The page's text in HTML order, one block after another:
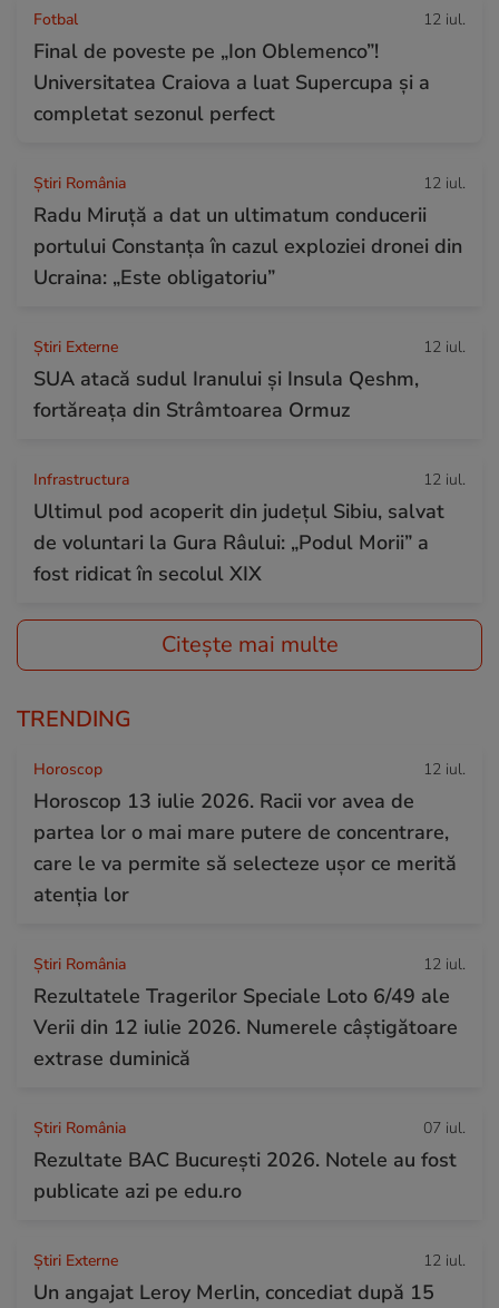
Fotbal 12 iul.
Final de poveste pe „Ion Oblemenco”!
Universitatea Craiova a luat Supercupa și a
completat sezonul perfect
Știri România 12 iul.
Radu Miruță a dat un ultimatum conducerii
portului Constanța în cazul exploziei dronei din
Ucraina: „Este obligatoriu”
Știri Externe 12 iul.
SUA atacă sudul Iranului și Insula Qeshm,
fortăreața din Strâmtoarea Ormuz
Infrastructura 12 iul.
Ultimul pod acoperit din județul Sibiu, salvat
de voluntari la Gura Râului: „Podul Morii” a
fost ridicat în secolul XIX
Citește mai multe
TRENDING
Horoscop 12 iul.
Horoscop 13 iulie 2026. Racii vor avea de
partea lor o mai mare putere de concentrare,
care le va permite să selecteze ușor ce merită
atenția lor
Știri România 12 iul.
Rezultatele Tragerilor Speciale Loto 6/49 ale
Verii din 12 iulie 2026. Numerele câștigătoare
extrase duminică
Știri România 07 iul.
Rezultate BAC București 2026. Notele au fost
publicate azi pe edu.ro
Știri Externe 12 iul.
Un angajat Leroy Merlin, concediat după 15